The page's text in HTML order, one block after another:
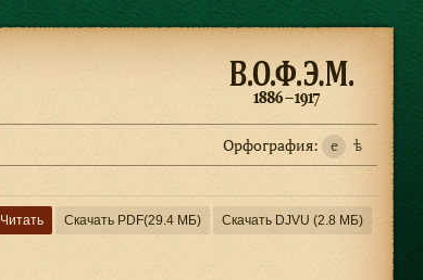
Орфография: e ѣ
Читать Скачать PDF(29.4 МБ) Скачать DJVU (2.8 МБ)